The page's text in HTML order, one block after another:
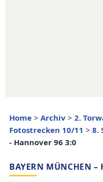
Home > Archiv > 2.
Fotostrecken 10/11 > 8.
- Hannover 96 3:0
BAYERN MÜNCHEN –